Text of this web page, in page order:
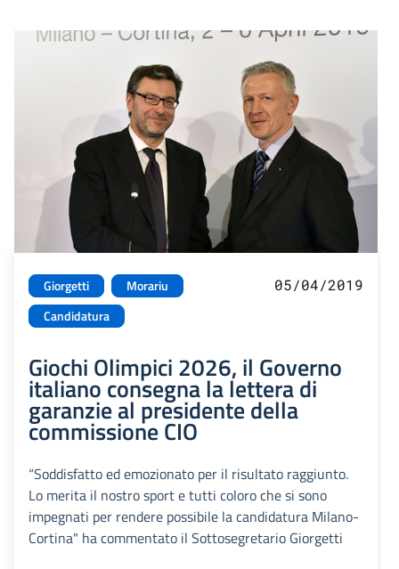
Giorgetti
Morariu
Candidatura
05/04/2019
Giochi Olimpici 2026, il Governo
italiano consegna la lettera di
garanzie al presidente della
commissione CIO
“Soddisfatto ed emozionato per il risultato raggiunto.
Lo merita il nostro sport e tutti coloro che si sono
impegnati per rendere possibile la candidatura Milano-
Cortina" ha commentato il Sottosegretario Giorgetti